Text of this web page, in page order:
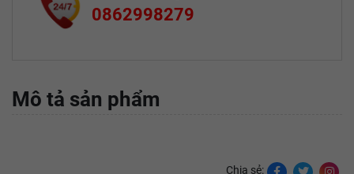
0862998279
Mô tả sản phẩm
Chia sẻ: